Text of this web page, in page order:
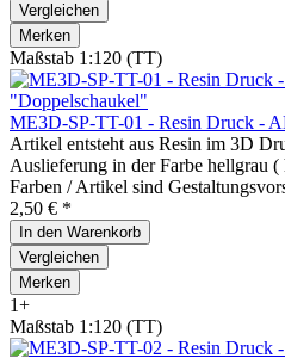
Vergleichen
Merken
Maßstab 1:120 (TT)
ME3D-SP-TT-01 - Resin Druck -
Artikel entsteht aus Resin im 3D
Auslieferung in der Farbe hellgrau
Farben / Artikel sind
2,50 € *
In den Warenkorb
Vergleichen
Merken
1+
Maßstab 1:120 (TT)